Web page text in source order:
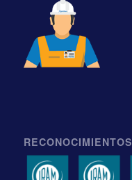
RECONOCIMIENTOS